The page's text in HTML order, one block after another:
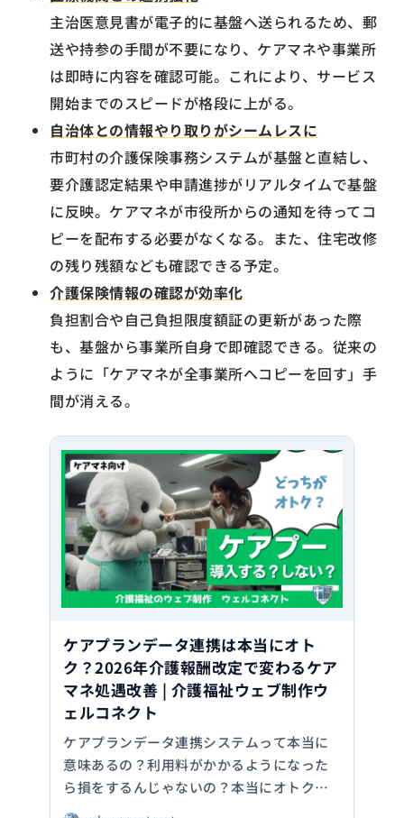
主治医意見書が電子的に基盤へ送られるため、郵
送や持参の手間が不要になり、ケアマネや事業所
は即時に内容を確認可能。これにより、サービス
開始までのスピードが格段に上がる。
自治体との情報やり取りがシームレスに
市町村の介護保険事務システムが基盤と直結し、
要介護認定結果や申請進捗がリアルタイムで基盤
に反映。ケアマネが市役所からの通知を待ってコ
ピーを配布する必要がなくなる。また、住宅改修
の残り残額なども確認できる予定。
介護保険情報の確認が効率化
負担割合や自己負担限度額証の更新があった際
も、基盤から事業所自身で即確認できる。従来の
ように「ケアマネが全事業所へコピーを回す」手
間が消える。
ケアプランデータ連携は本当にオト
ク？2026年介護報酬改定で変わるケア
マネ処遇改善 | 介護福祉ウェブ制作ウ
ェルコネクト
ケアプランデータ連携システムって本当に
意味あるの？利用料がかかるようになった
ら損をするんじゃないの？本当にオトクな
の？そんな疑問に答えます。2026年介護報